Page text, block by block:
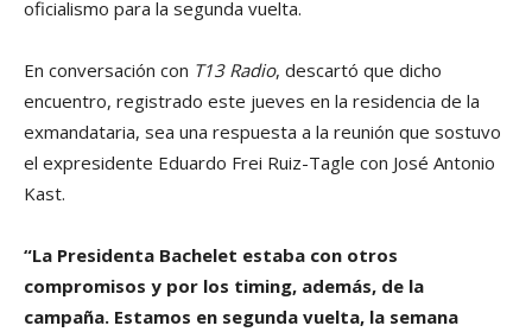
oficialismo para la segunda vuelta.
En conversación con T13 Radio, descartó que dicho
encuentro, registrado este jueves en la residencia de la
exmandataria, sea una respuesta a la reunión que sostuvo
el expresidente Eduardo Frei Ruiz-Tagle con José Antonio
Kast.
“La Presidenta Bachelet estaba con otros
compromisos y por los timing, además, de la
campaña. Estamos en segunda vuelta, la semana